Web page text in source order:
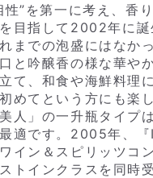
性”を第一に考え、香
目指して2002年に誕
までの泡盛にはなか
と吟醸香の様な華や
て、和食や海鮮料理
めてという方にも楽
美人」の一升瓶タイプ
適です。2005年、
イン＆スピリッツコ
トインクラスを同時受